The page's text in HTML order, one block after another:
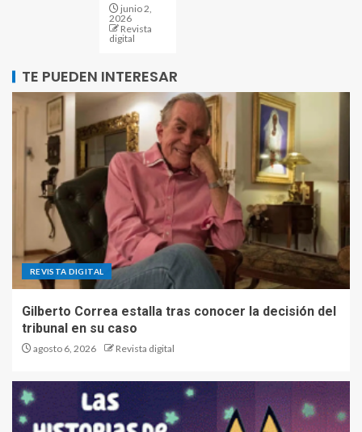
junio 2,
2026
Revista
digital
TE PUEDEN INTERESAR
REVISTA DIGITAL
Gilberto Correa estalla tras conocer la decisión del
tribunal en su caso
agosto 6, 2026 Revista digital